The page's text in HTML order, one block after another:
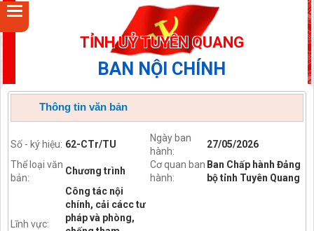
TỈNH UỶ TUYÊN QUANG
BAN NỘI CHÍNH
Thông tin văn bản
Số - ký hiệu: 62-CTr/TU
Ngày ban
hành:
27/05/2026
Thể loại văn
bản:
Chương trình
Cơ quan ban
hành:
Ban Chấp hành Đảng
bộ tỉnh Tuyên Quang
Lĩnh vực:
Công tác nội
chính, cải cácc tư
pháp và phòng,